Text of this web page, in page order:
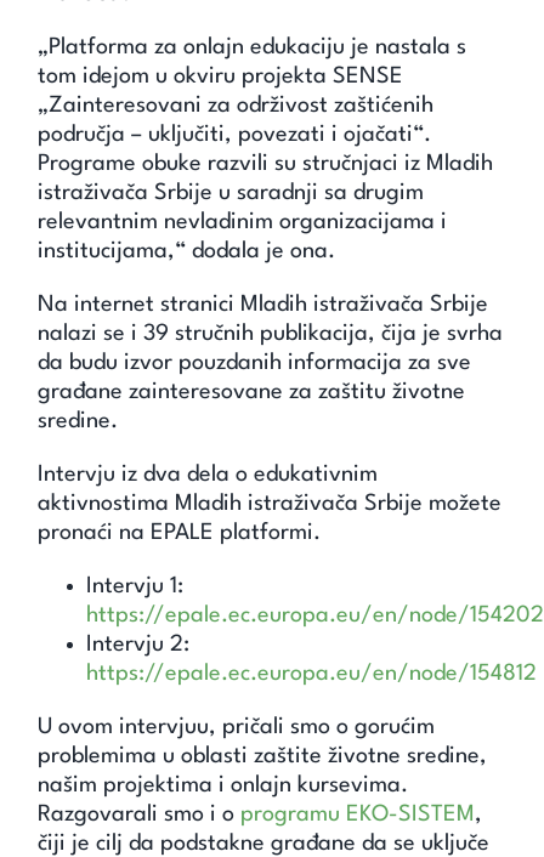
„Platforma za onlajn edukaciju je nastala s
tom idejom u okviru projekta SENSE
„Zainteresovani za održivost zaštićenih
područja – uključiti, povezati i ojačati“.
Programe obuke razvili su stručnjaci iz Mladih
istraživača Srbije u saradnji sa drugim
relevantnim nevladinim organizacijama i
institucijama,“ dodala je ona.
Na internet stranici Mladih istraživača Srbije
nalazi se i 39 stručnih publikacija, čija je svrha
da budu izvor pouzdanih informacija za sve
građane zainteresovane za zaštitu životne
sredine.
Intervju iz dva dela o edukativnim
aktivnostima Mladih istraživača Srbije možete
pronaći na EPALE platformi.
Intervju 1:
https://epale.ec.europa.eu/en/node/154202
Intervju 2:
https://epale.ec.europa.eu/en/node/154812
U ovom intervjuu, pričali smo o gorućim
problemima u oblasti zaštite životne sredine,
našim projektima i onlajn kursevima.
Razgovarali smo i o programu EKO-SISTEM ,
čiji je cilj da podstakne građane da se uključe